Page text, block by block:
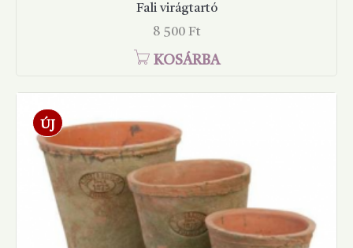
Fali virágtartó
Ár
8 500 Ft
KOSÁRBA
ÚJ